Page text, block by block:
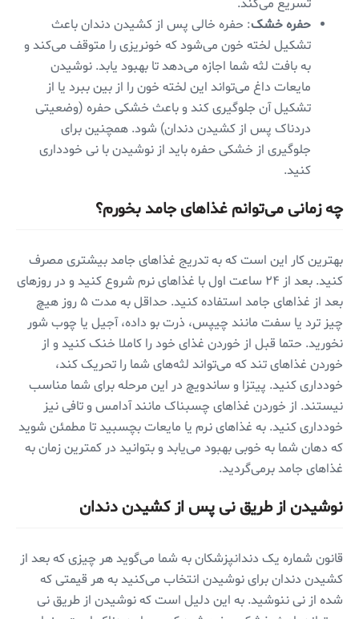
تسریع می‌کند.
حفره خشک: حفره خالی پس از کشیدن دندان باعث
تشکیل لخته خون می‌شود که خونریزی را متوقف می‌کند و
به بافت لثه شما اجازه می‌دهد تا بهبود یابد. نوشیدن
مایعات داغ می‌تواند این لخته خون را از بین ببرد یا از
تشکیل آن جلوگیری کند و باعث خشکی حفره (وضعیتی
دردناک پس از کشیدن دندان) شود. همچنین برای
جلوگیری از خشکی حفره باید از نوشیدن با نی خودداری
کنید.
چه زمانی می‌توانم غذاهای جامد بخورم؟
بهترین کار این است که به تدریج غذاهای جامد بیشتری مصرف
کنید. بعد از ۲۴ ساعت اول با غذاهای نرم شروع کنید و در روزهای
بعد از غذاهای جامد استفاده کنید. حداقل به مدت ۵ روز هیچ
چیز ترد یا سفت مانند چیپس، ذرت بو داده، آجیل یا چوب شور
نخورید. حتما قبل از خوردن غذای خود را کاملا خنک کنید و از
خوردن غذاهای تند که می‌تواند لثه‌های شما را تحریک کند،
خودداری کنید. پیتزا و ساندویچ در این مرحله برای شما مناسب
نیستند. از خوردن غذاهای چسبناک مانند آدامس و تافی نیز
خودداری کنید. به غذاهای نرم یا مایعات بچسبید تا مطمئن شوید
که دهان شما به خوبی بهبود می‌یابد و بتوانید در کمترین زمان به
غذاهای جامد برمی‌گردید.
نوشیدن از طریق نی پس از کشیدن دندان
قانون شماره یک دندانپزشکان به شما می‌گوید هر چیزی که بعد از
کشیدن دندان برای نوشیدن انتخاب می‌کنید به هر قیمتی که
شده از نی ننوشید. به این دلیل است که نوشیدن از طریق نی